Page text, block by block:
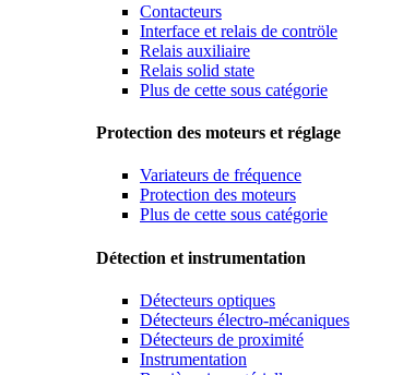
Contacteurs
Interface et relais de contröle
Relais auxiliaire
Relais solid state
Plus de cette sous catégorie
Protection des moteurs et réglage
Variateurs de fréquence
Protection des moteurs
Plus de cette sous catégorie
Détection et instrumentation
Détecteurs optiques
Détecteurs électro-mécaniques
Détecteurs de proximité
Instrumentation